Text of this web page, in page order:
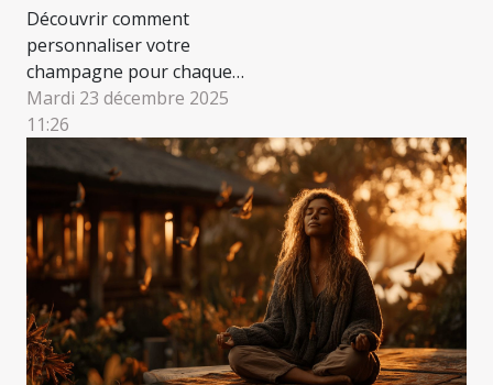
Découvrir comment
personnaliser votre
champagne pour chaque
occasion permet de
sublimer tous les
moments festifs. Avec
quelques astuces et une
attention aux détails, il est
possible de transformer
une simple dégustation en
expérience inoubliable.
Explorez les paragraphes
suivants pour maîtriser...
Mardi 23 décembre 2025
11:26